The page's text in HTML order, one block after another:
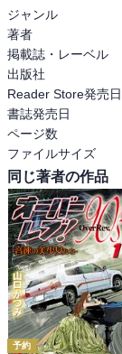
ジャンル
著者
掲載誌・レーベル
出版社
Reader Store発売日
書誌発売日
ページ数
ファイルサイズ
同じ著者の作品
予約